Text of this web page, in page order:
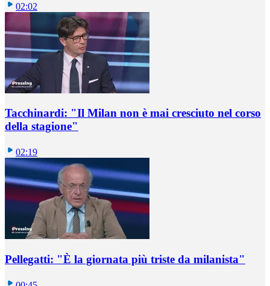
02:02
Tacchinardi: "Il Milan non è mai cresciuto nel corso
della stagione"
02:19
Pellegatti: "È la giornata più triste da milanista"